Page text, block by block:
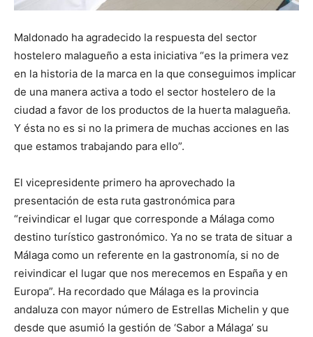
Maldonado ha agradecido la respuesta del sector
hostelero malagueño a esta iniciativa “es la primera vez
en la historia de la marca en la que conseguimos implicar
de una manera activa a todo el sector hostelero de la
ciudad a favor de los productos de la huerta malagueña.
Y ésta no es si no la primera de muchas acciones en las
que estamos trabajando para ello”.
El vicepresidente primero ha aprovechado la
presentación de esta ruta gastronómica para
“reivindicar el lugar que corresponde a Málaga como
destino turístico gastronómico. Ya no se trata de situar a
Málaga como un referente en la gastronomía, si no de
reivindicar el lugar que nos merecemos en España y en
Europa”. Ha recordado que Málaga es la provincia
andaluza con mayor número de Estrellas Michelin y que
desde que asumió la gestión de ‘Sabor a Málaga’ su